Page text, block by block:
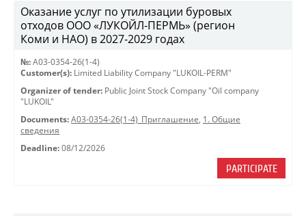
Оказание услуг по утилизации буровых
отходов ООО «ЛУКОЙЛ-ПЕРМЬ» (регион
Коми и НАО) в 2027-2029 годах
№: A03-0354-26(1-4)
Customer(s): Limited Liability Company "LUKOIL-PERM"
Organizer of tender: Public Joint Stock Company "Oil company
"LUKOIL"
Documents: A03-0354-26(1-4)_Приглашение, 1. Общие
сведения
Deadline: 08/12/2026
PARTICIPATE